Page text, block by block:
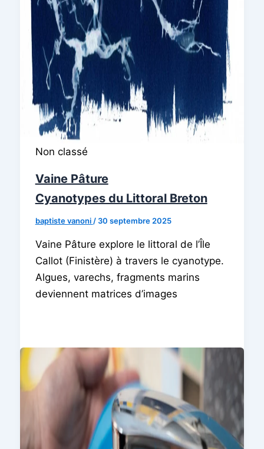
Non classé
Vaine Pâture
Cyanotypes du Littoral Breton
baptiste vanoni/ 30 septembre 2025
Vaine Pâture explore le littoral de l’Île
Callot (Finistère) à travers le cyanotype.
Algues, varechs, fragments marins
deviennent matrices d’images